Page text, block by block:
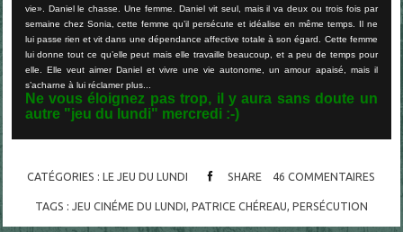
vie». Daniel le chasse. Une femme. Daniel vit seul, mais il va deux ou trois fois par
semaine chez Sonia, cette femme qu’il persécute et idéalise en même temps. Il ne
lui passe rien et vit dans une dépendance affective totale à son égard. Cette femme
lui donne tout ce qu’elle peut mais elle travaille beaucoup, et a peu de temps pour
elle. Elle veut aimer Daniel et vivre une vie autonome, un amour apaisé, mais il
s’acharne à lui réclamer plus...
Ne vous éloignez pas trop, il y aura sans doute un
autre "jeu du lundi" mercredi :-)
CATÉGORIES : LE JEU DU LUNDI SHARE 46 COMMENTAIRES
TAGS : JEU CINÉME DU LUNDI PATRICE CHÉREAU PERSÉCUTION